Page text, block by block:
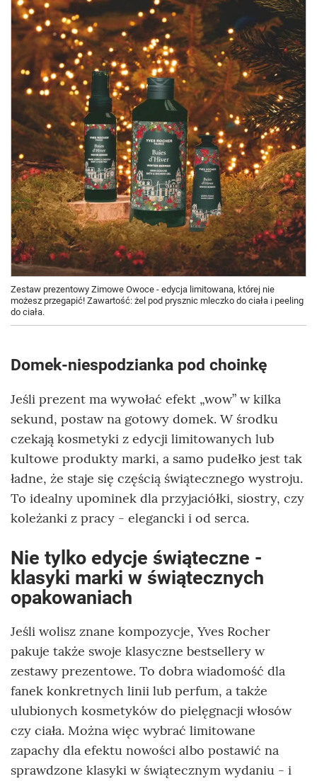
Zestaw prezentowy Zimowe Owoce - edycja limitowana, której nie
możesz przegapić! Zawartość: żel pod prysznic mleczko do ciała i peeling
do ciała.
Domek-niespodzianka pod choinkę
Jeśli prezent ma wywołać efekt „wow” w kilka
sekund, postaw na gotowy domek. W środku
czekają kosmetyki z edycji limitowanych lub
kultowe produkty marki, a samo pudełko jest tak
ładne, że staje się częścią świątecznego wystroju.
To idealny upominek dla przyjaciółki, siostry, czy
koleżanki z pracy - elegancki i od serca.
Nie tylko edycje świąteczne -
klasyki marki w świątecznych
opakowaniach
Jeśli wolisz znane kompozycje, Yves Rocher
pakuje także swoje klasyczne bestsellery w
zestawy prezentowe. To dobra wiadomość dla
fanek konkretnych linii lub perfum, a także
ulubionych kosmetyków do pielęgnacji włosów
czy ciała. Można więc wybrać limitowane
zapachy dla efektu nowości albo postawić na
sprawdzone klasyki w świątecznym wydaniu - i